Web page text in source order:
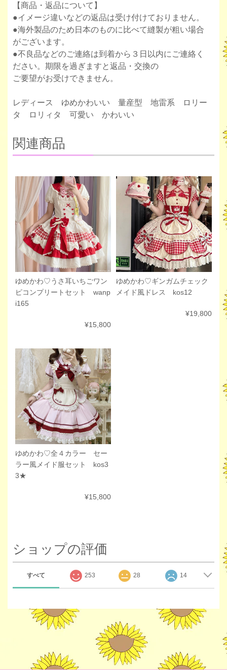
【商品・返品について】
●イメージ違いなどの返品は受け付けておりません。
●海外製品のため日本のものに比べて縫製が粗い場合
がございます。
●不良品などのご連絡は到着から３日以内にご連絡く
ださい。期限を過ぎますと返品・交換の
ご要望がお受けできません。
レディース ゆめかわいい 量産型 地雷系 ロリー
タ ロリィタ 可愛い かわいい
関連商品
ゆめかわ♡うさ耳いちごワン
ピコンプリートセット wanp
i165
¥15,800
ゆめかわ♡ギンガムチェック
メイド風ドレス kos12
¥19,800
ゆめかわ♡全４カラー セー
ラー風メイド服セット kos3
3★
¥15,800
ショップの評価
すべて 253 28 14